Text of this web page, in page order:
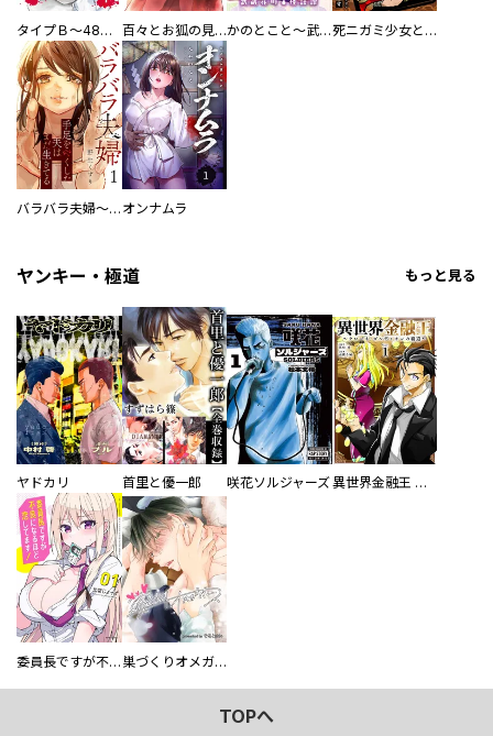
タイプＢ～48時間後、致死率100％～【単話】 百々とお狐の見習い巫女生活【単行本版】 かのとこと～武蔵花町怪話譚～ 【連載版】 死ニガミ少女とスマホ神
バラバラ夫婦～手足をなくした夫はまだ生きてる オンナムラ
ヤンキー・極道 もっと見る
ヤドカリ 首里と優一郎 咲花ソルジャーズ 異世界金融王 ～クローネ・ゴルディオンの覇道～
委員長ですが不良になるほど恋してます！ 巣づくりオメガバース
TOPへ